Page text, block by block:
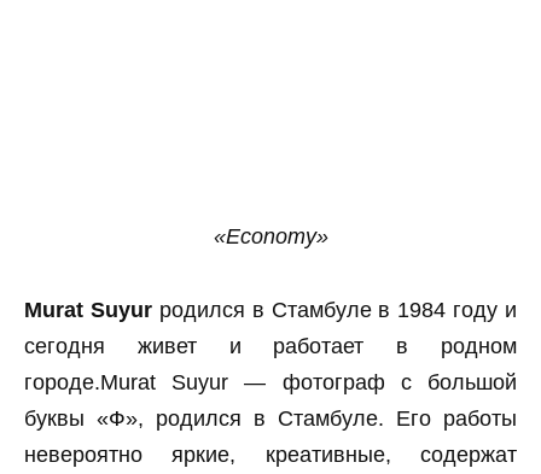
«Economy»
Murat Suyurродился в Стамбуле в 1984 году и
сегодня живет и работает в родном
городе.Murat Suyur — фотограф с большой
буквы «Ф», родился в Стамбуле. Его работы
невероятно яркие, креативные, содержат